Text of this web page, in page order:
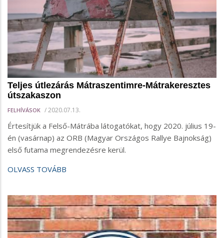
Teljes útlezárás Mátraszentimre-Mátrakeresztes
útszakaszon
FELHÍVÁSOK /2020.07.13.
Értesítjük a Felső-Mátrába látogatókat, hogy 2020. július 19-
én (vasárnap) az ORB (Magyar Országos Rallye Bajnokság)
első futama megrendezésre kerül.
OLVASS TOVÁBB